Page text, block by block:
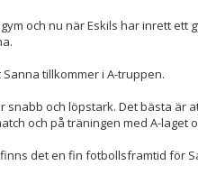
och nu när Eskils har inrett ett
tillkommer i A-truppen.
snabb och löpstark. Det bästa är
och på träningen med A-laget
det en fin fotbollsframtid för